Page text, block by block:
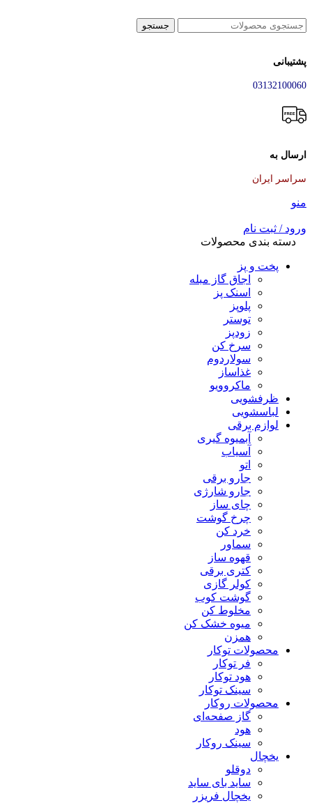
جستجو
پشتیبانی
03132100060
ارسال به
سراسر ایران
منو
ورود / ثبت نام
دسته بندی محصولات
پخت و پز
اجاق گاز مبله
اسنک پز
پلوپز
توستر
زودپز
سرخ کن
سولاردوم
غذاساز
ماکروویو
ظرفشویی
لباسشویی
لوازم برقی
آبمیوه گیری
آسیاب
اتو
جارو برقی
جارو شارژی
چای ساز
چرخ گوشت
خرد کن
سماور
قهوه ساز
کتری برقی
کولر گازی
گوشت کوب
مخلوط کن
میوه خشک کن
همزن
محصولات توکار
فر توکار
هود توکار
سینک توکار
محصولات روکار
گاز صفحه‌ای
هود
سینک روکار
یخچال
دوقلو
ساید بای ساید
یخچال فریزر